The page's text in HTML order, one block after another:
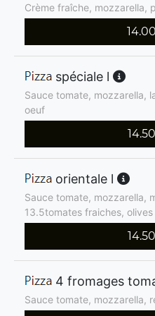
Crème fraîche, mozzarella,
14.00
spéciale l
Sauce tomate, mozzarella,
oeuf
14.50
orientale l
Sauce tomate, mozzarella,
13.5tomates fraiches, olives
14.50
4 fromages
Sauce tomate, mozzarella,